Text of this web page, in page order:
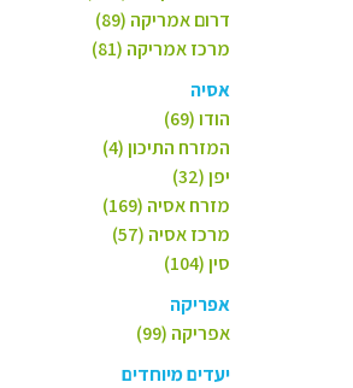
דרום אמריקה (89)
מרכז אמריקה (81)
אסיה
הודו (69)
המזרח התיכון (4)
יפן (32)
מזרח אסיה (169)
מרכז אסיה (57)
סין (104)
אפריקה
אפריקה (99)
יעדים מיוחדים